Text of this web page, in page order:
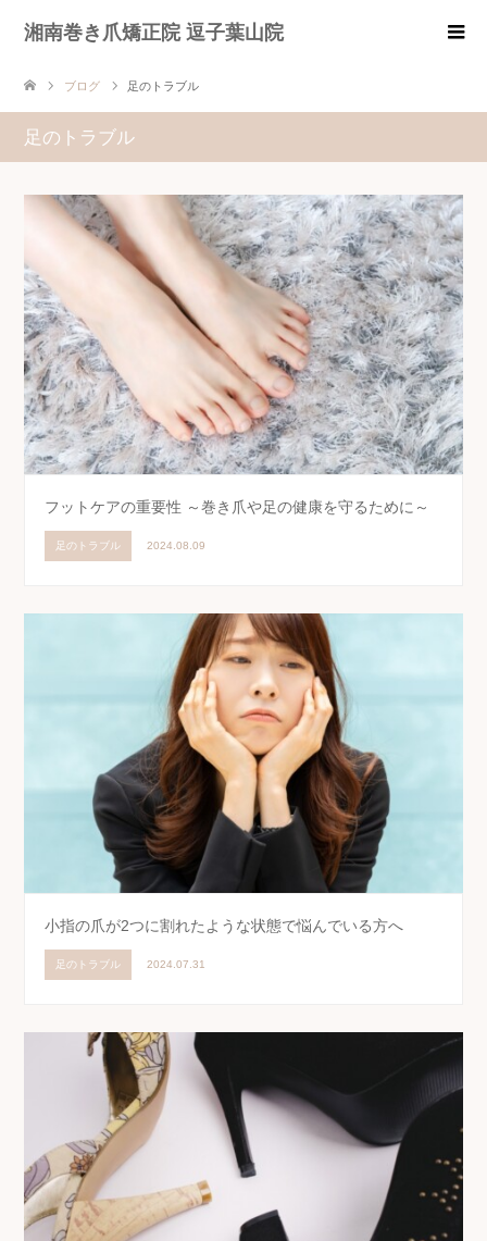
湘南巻き爪矯正院 逗子葉山院
ブログ 足のトラブル
足のトラブル
フットケアの重要性 ～巻き爪や足の健康を守るために～
足のトラブル 2024.08.09
小指の爪が2つに割れたような状態で悩んでいる方へ
足のトラブル 2024.07.31